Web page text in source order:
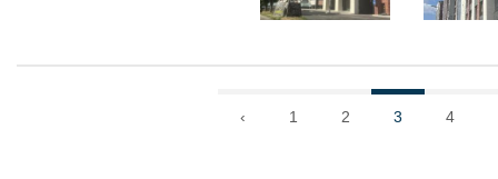
‹ 1 2 3 4